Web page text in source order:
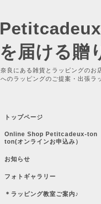
を届ける贈
奈良にある雑貨とラッピングのお
へのラッピングのご提案・出張ラ
トップページ
Online Shop Petitcadeux-ton
ton(オンラインお申込み）
お知らせ
フォトギャラリー
＊ラッピング教室ご案内♪